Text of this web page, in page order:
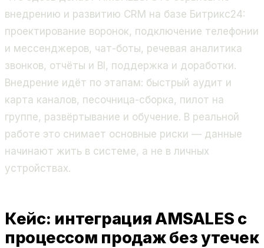
внедрению и развитию CRM на базе Битрикс24:
проектирование воронок, подключение телефонии
и мессенджеров, чат-боты, речевая аналитика
звонков, отчёты и BI, поддержка и доработки.
Внедрение идёт по этапам: быстрый аудит и
карта каналов, песочница-сборка, пилот на
группе, развёртывание и обучение. В реальной
работе это снимает основные риски — данные
начинают жить в системе, а не в личных
устройствах.
Кейс: интеграция AMSALES с
процессом продаж без утечек